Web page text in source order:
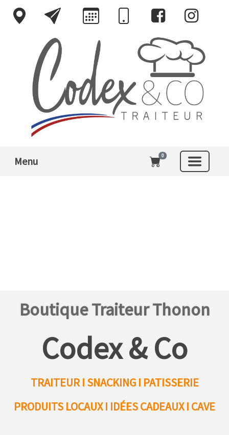
Menu 0
Boutique Traiteur Thonon
Codex & Co
TRAITEUR I SNACKING I PATISSERIE
PRODUITS LOCAUXI IDÉES CADEAUX I CAVE